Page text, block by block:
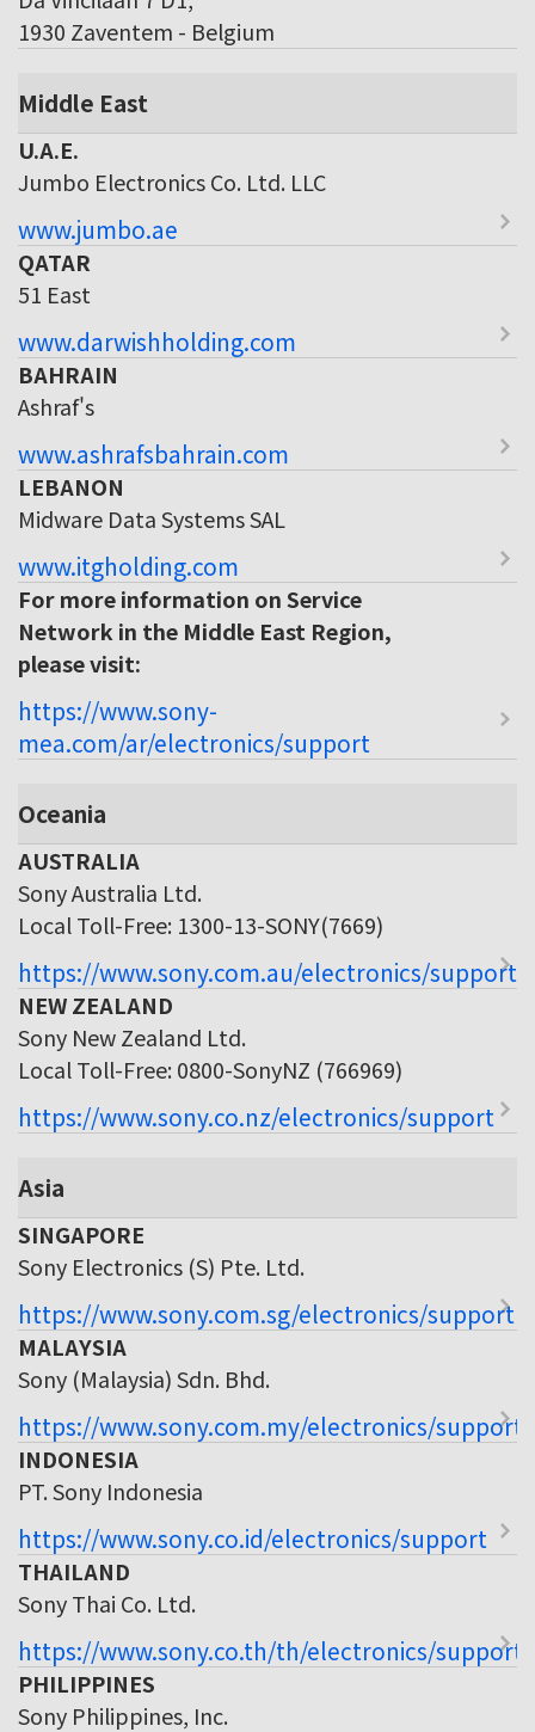
1930 Zaventem - Belgium
Middle East
U.A.E.
Jumbo Electronics Co. Ltd. LLC
www.jumbo.ae
QATAR
51 East
www.darwishholding.com
BAHRAIN
Ashraf's
www.ashrafsbahrain.com
LEBANON
Midware Data Systems SAL
www.itgholding.com
For more information on Service
Network in the Middle East Region,
please visit:
https://www.sony-
mea.com/ar/electronics/support
Oceania
AUSTRALIA
Sony Australia Ltd.
Local Toll-Free: 1300-13-SONY(7669)
https://www.sony.com.au/electronics/support
NEW ZEALAND
Sony New Zealand Ltd.
Local Toll-Free: 0800-SonyNZ (766969)
https://www.sony.co.nz/electronics/support
Asia
SINGAPORE
Sony Electronics (S) Pte. Ltd.
https://www.sony.com.sg/electronics/support
MALAYSIA
Sony (Malaysia) Sdn. Bhd.
https://www.sony.com.my/electronics/support
INDONESIA
PT. Sony Indonesia
https://www.sony.co.id/electronics/support
THAILAND
Sony Thai Co. Ltd.
https://www.sony.co.th/th/electronics/support
PHILIPPINES
Sony Philippines, Inc.